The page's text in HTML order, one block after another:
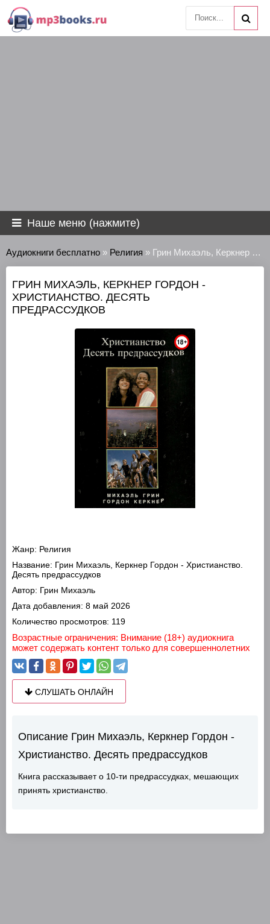
Наше меню (нажмите)
Аудиокниги бесплатно » Религия » Грин Михаэль, Керкнер Гордон - Христианство. Десять предрассудков
ГРИН МИХАЭЛЬ, КЕРКНЕР ГОРДОН -
ХРИСТИАНСТВО. ДЕСЯТЬ
ПРЕДРАССУДКОВ
Жанр: Религия
Название: Грин Михаэль, Керкнер Гордон - Христианство.
Десять предрассудков
Автор: Грин Михаэль
Дата добавления: 8 май 2026
Количество просмотров: 119
Возрастные ограничения: Внимание (18+) аудиокнига
может содержать контент только для совершеннолетних
СЛУШАТЬ ОНЛАЙН
Описание Грин Михаэль, Керкнер Гордон -
Христианство. Десять предрассудков
Книга рассказывает о 10-ти предрассудках, мешающих
принять христианство.